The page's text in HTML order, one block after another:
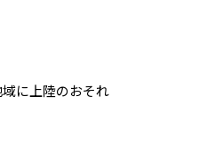
に上陸のおそれ